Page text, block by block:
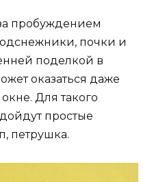
пробуждением
почки и
поделкой в
оказаться даже
Для такого
простые
петрушка.